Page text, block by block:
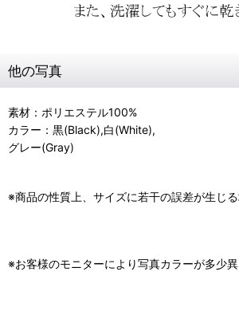
他の写真
素材：ポリエステル100%
カラー：黒(Black),白(White),
グレー(Gray)
※商品の性質上、サイズに若干の誤差が生じ
※お客様のモニターにより写真カラーが多少